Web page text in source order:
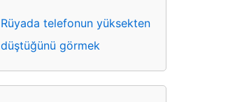
Rüyada telefonun yüksekten
düştüğünü görmek